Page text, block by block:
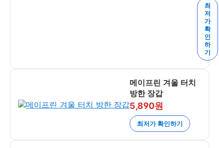
최
저
가
확
인
하
기
메이프린 겨울 터치
방한 장갑
5,890원
최저가 확인하기